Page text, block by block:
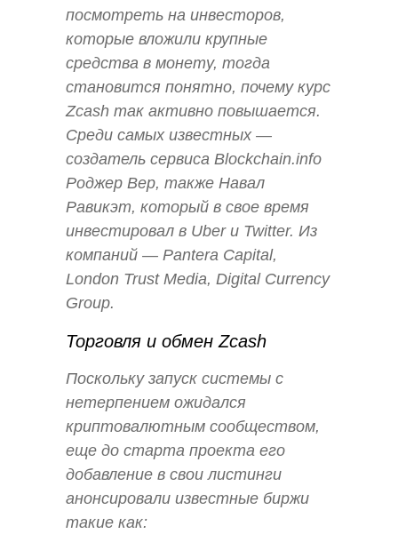
посмотреть на инвесторов,
которые вложили крупные
средства в монету, тогда
становится понятно, почему курс
Zcash так активно повышается.
Среди самых известных —
создатель сервиса Blockchain.info
Роджер Вер, также Навал
Равикэт, который в свое время
инвестировал в Uber и Twitter. Из
компаний — Pantera Capital,
London Trust Media, Digital Currency
Group.
Торговля и обмен Zcash
Поскольку запуск системы с
нетерпением ожидался
криптовалютным сообществом,
еще до старта проекта его
добавление в свои листинги
анонсировали известные биржи
такие как: